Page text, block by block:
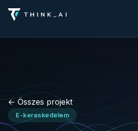
← Összes projekt
E-kereskedelem